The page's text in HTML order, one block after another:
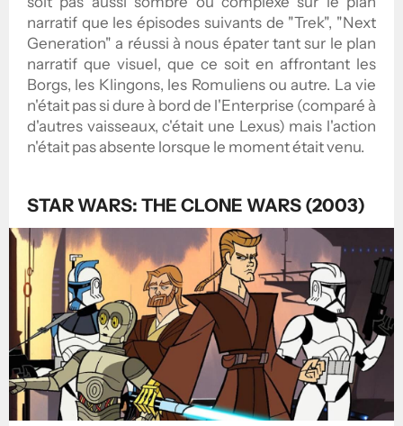
narratif que les épisodes suivants de "Trek", "Next
Generation" a réussi à nous épater tant sur le plan
narratif que visuel, que ce soit en affrontant les
Borgs, les Klingons, les Romuliens ou autre. La vie
n'était pas si dure à bord de l'Enterprise (comparé à
d'autres vaisseaux, c'était une Lexus) mais l'action
n'était pas absente lorsque le moment était venu.
STAR WARS: THE CLONE WARS (2003)